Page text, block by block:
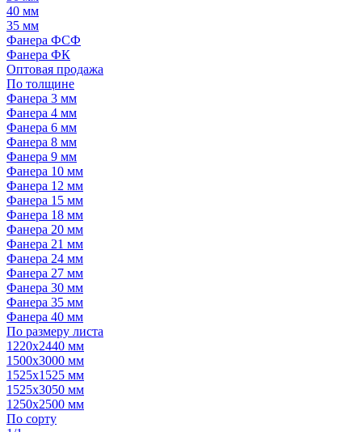
40 мм
35 мм
Фанера ФСФ
Фанера ФК
Оптовая продажа
По толщине
Фанера 3 мм
Фанера 4 мм
Фанера 6 мм
Фанера 8 мм
Фанера 9 мм
Фанера 10 мм
Фанера 12 мм
Фанера 15 мм
Фанера 18 мм
Фанера 20 мм
Фанера 21 мм
Фанера 24 мм
Фанера 27 мм
Фанера 30 мм
Фанера 35 мм
Фанера 40 мм
По размеру листа
1220х2440 мм
1500х3000 мм
1525x1525 мм
1525х3050 мм
1250х2500 мм
По сорту